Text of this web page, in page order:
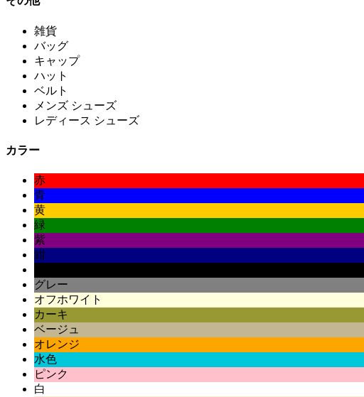
雑貨
バッグ
キャップ
ハット
ベルト
メンズ シューズ
レディース シューズ
カラー
赤
青
黄
緑
紫
紺
グレー
オフホワイト
カーキ
ベージュ
オレンジ
水色
ピンク
白